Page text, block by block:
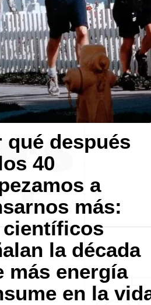
qué después
40
a
más:
la década
más energía
en la